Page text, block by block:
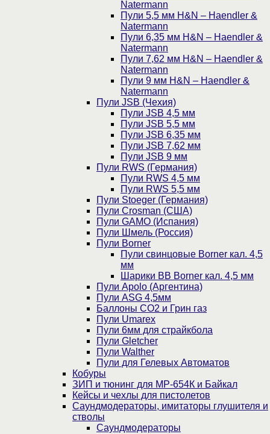
Natermann
Пули 5,5 мм H&N – Haendler &
Natermann
Пули 6,35 мм H&N – Haendler &
Natermann
Пули 7,62 мм H&N – Haendler &
Natermann
Пули 9 мм H&N – Haendler &
Natermann
Пули JSB (Чехия)
Пули JSB 4,5 мм
Пули JSB 5,5 мм
Пули JSB 6,35 мм
Пули JSB 7,62 мм
Пули JSB 9 мм
Пули RWS (Германия)
Пули RWS 4,5 мм
Пули RWS 5,5 мм
Пули Stoeger (Германия)
Пули Crosman (США)
Пули GAMO (Испания)
Пули Шмель (Россия)
Пули Borner
Пули свинцовые Borner кал. 4,5
мм
Шарики BB Borner кал. 4,5 мм
Пули Apolo (Аргентина)
Пули ASG 4,5мм
Баллоны CO2 и Грин газ
Пули Umarex
Пули 6мм для страйкбола
Пули Gletcher
Пули Walther
Пули для Гелевых Автоматов
Кобуры
ЗИП и тюнинг для МР-654К и Байкал
Кейсы и чехлы для пистолетов
Саундмодераторы, имитаторы глушителя и
стволы
Саундмодераторы